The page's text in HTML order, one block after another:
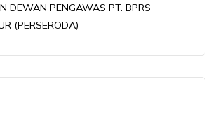
DEWAN PENGAWAS PT. BPRS
(PERSERODA)